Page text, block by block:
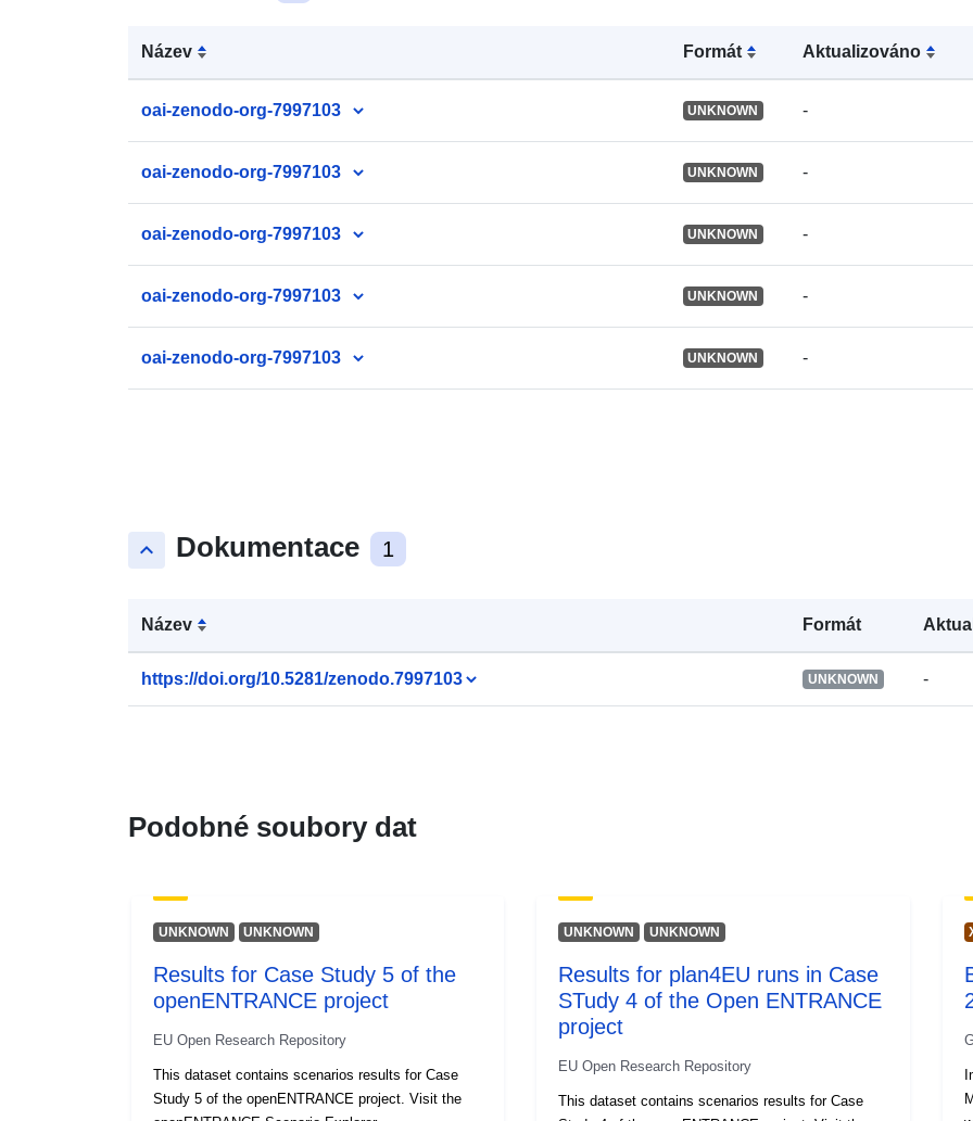
Název Formát Aktualizováno
oai-zenodo-org-7997103 UNKNOWN -
oai-zenodo-org-7997103 UNKNOWN -
oai-zenodo-org-7997103 UNKNOWN -
oai-zenodo-org-7997103 UNKNOWN -
oai-zenodo-org-7997103 UNKNOWN -
keyboard_arrow_up Dokumentace 1
Název Formát
https://doi.org/10.5281/zenodo.7997103 UNKNOWN -
Je verze:
Podobné soubory dat
UNKNOWN UNKNOWN
Results for Case Study 5 of the
openENTRANCE project
EU Open Research Repository
This dataset contains scenarios results for Case
Study 5 of the openENTRANCE project. Visit the
UNKNOWN UNKNOWN
Results for plan4EU runs in Case
STudy 4 of the Open ENTRANCE
project
EU Open Research Repository
This dataset contains scenarios results for Case